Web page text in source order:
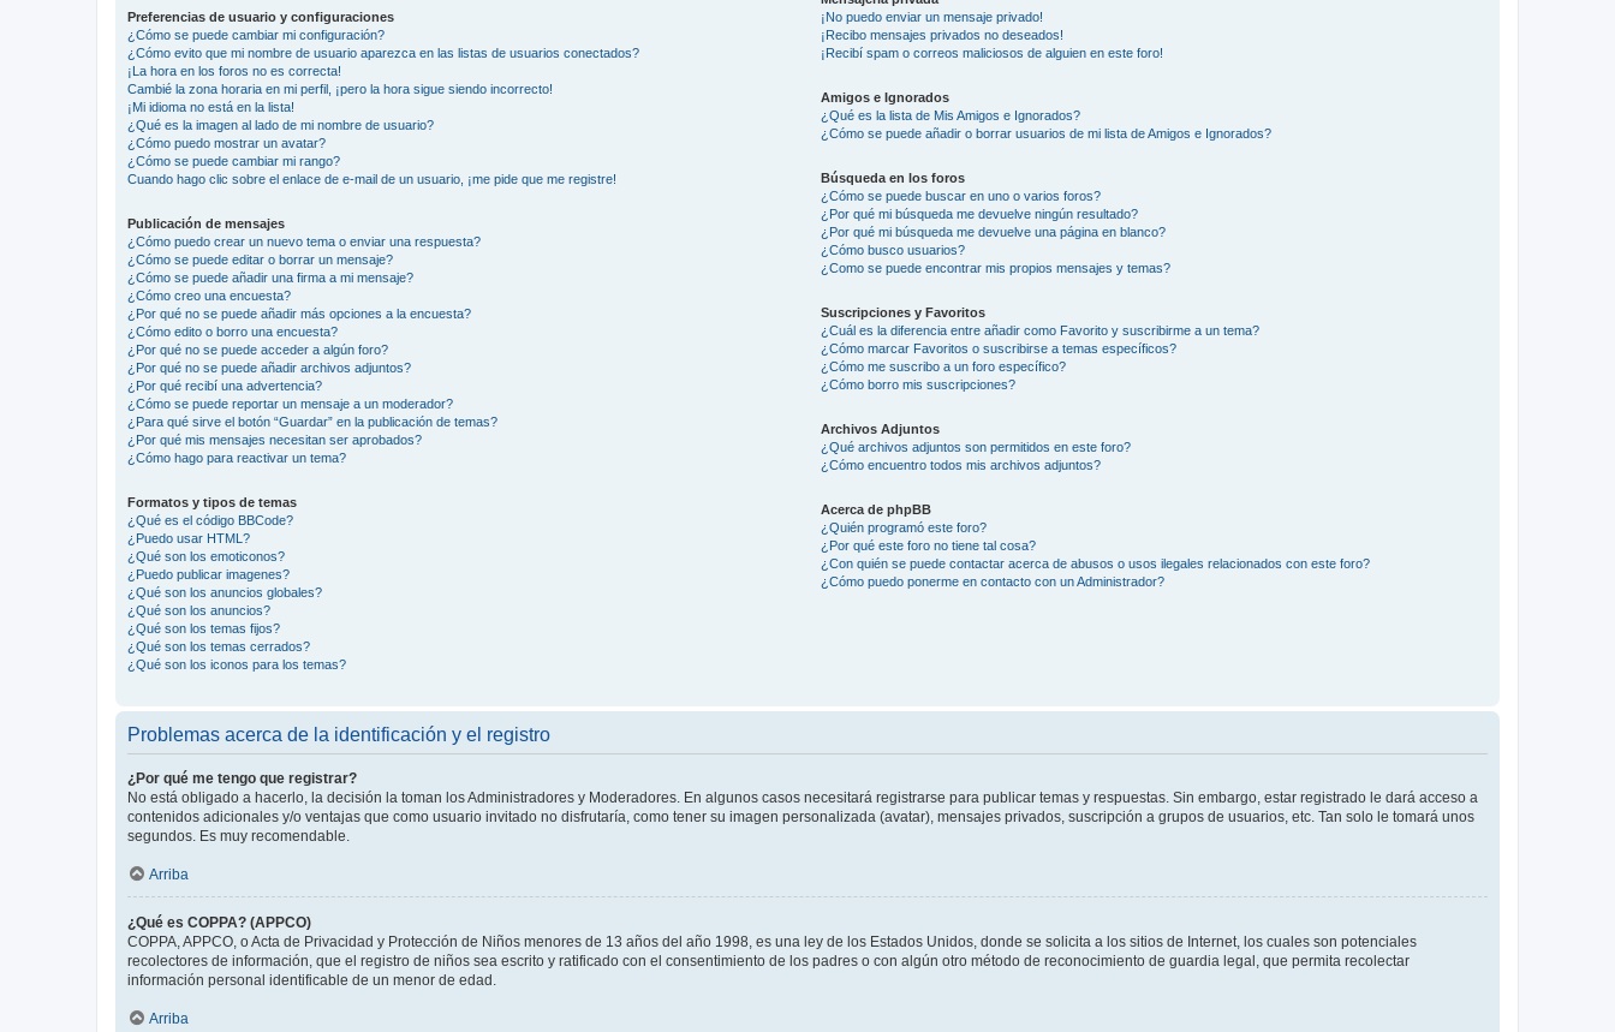
Preferencias de usuario y configuraciones
¿Cómo se puede cambiar mi configuración?
¿Cómo evito que mi nombre de usuario aparezca en las listas de usuarios conectados?
¡La hora en los foros no es correcta!
Cambié la zona horaria en mi perfil, ¡pero la hora sigue siendo incorrecto!
¡Mi idioma no está en la lista!
¿Qué es la imagen al lado de mi nombre de usuario?
¿Cómo puedo mostrar un avatar?
¿Cómo se puede cambiar mi rango?
Cuando hago clic sobre el enlace de e-mail de un usuario, ¡me pide que me registre!
Publicación de mensajes
¿Cómo puedo crear un nuevo tema o enviar una respuesta?
¿Cómo se puede editar o borrar un mensaje?
¿Cómo se puede añadir una firma a mi mensaje?
¿Cómo creo una encuesta?
¿Por qué no se puede añadir más opciones a la encuesta?
¿Cómo edito o borro una encuesta?
¿Por qué no se puede acceder a algún foro?
¿Por qué no se puede añadir archivos adjuntos?
¿Por qué recibí una advertencia?
¿Cómo se puede reportar un mensaje a un moderador?
¿Para qué sirve el botón “Guardar” en la publicación de temas?
¿Por qué mis mensajes necesitan ser aprobados?
¿Cómo hago para reactivar un tema?
Formatos y tipos de temas
¿Qué es el código BBCode?
¿Puedo usar HTML?
¿Qué son los emoticonos?
¿Puedo publicar imagenes?
¿Qué son los anuncios globales?
¿Qué son los anuncios?
¿Qué son los temas fijos?
¿Qué son los temas cerrados?
¿Qué son los iconos para los temas?
¡No puedo enviar un mensaje privado!
¡Recibo mensajes privados no deseados!
¡Recibí spam o correos maliciosos de alguien en este foro!
Amigos e Ignorados
¿Qué es la lista de Mis Amigos e Ignorados?
¿Cómo se puede añadir o borrar usuarios de mi lista de Amigos e Ignorados?
Búsqueda en los foros
¿Cómo se puede buscar en uno o varios foros?
¿Por qué mi búsqueda me devuelve ningún resultado?
¿Por qué mi búsqueda me devuelve una página en blanco?
¿Cómo busco usuarios?
¿Como se puede encontrar mis propios mensajes y temas?
Suscripciones y Favoritos
¿Cuál es la diferencia entre añadir como Favorito y suscribirme a un tema?
¿Cómo marcar Favoritos o suscribirse a temas específicos?
¿Cómo me suscribo a un foro específico?
¿Cómo borro mis suscripciones?
Archivos Adjuntos
¿Qué archivos adjuntos son permitidos en este foro?
¿Cómo encuentro todos mis archivos adjuntos?
Acerca de phpBB
¿Quién programó este foro?
¿Por qué este foro no tiene tal cosa?
¿Con quién se puede contactar acerca de abusos o usos ilegales relacionados con este foro?
¿Cómo puedo ponerme en contacto con un Administrador?
Problemas acerca de la identificación y el registro
¿Por qué me tengo que registrar?
No está obligado a hacerlo, la decisión la toman los Administradores y Moderadores. En algunos casos necesitará registrarse para publicar temas y respuestas. Sin embargo, estar registrado le dará acceso a
contenidos adicionales y/o ventajas que como usuario invitado no disfrutaría, como tener su imagen personalizada (avatar), mensajes privados, suscripción a grupos de usuarios, etc. Tan solo le tomará unos
segundos. Es muy recomendable.
Arriba
¿Qué es COPPA? (APPCO)
COPPA, APPCO, o Acta de Privacidad y Protección de Niños menores de 13 años del año 1998, es una ley de los Estados Unidos, donde se solicita a los sitios de Internet, los cuales son potenciales
recolectores de información, que el registro de niños sea escrito y ratificado con el consentimiento de los padres o con algún otro método de reconocimiento de guardia legal, que permita recolectar
información personal identificable de un menor de edad.
Arriba